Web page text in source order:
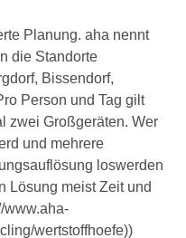
Planung. aha nennt
die Standorte
Bissendorf,
Person und Tag gilt
zwei Großgeräten. Wer
und mehrere
loswerden
Lösung meist Zeit und
www.aha-
wertstoffhoefe))